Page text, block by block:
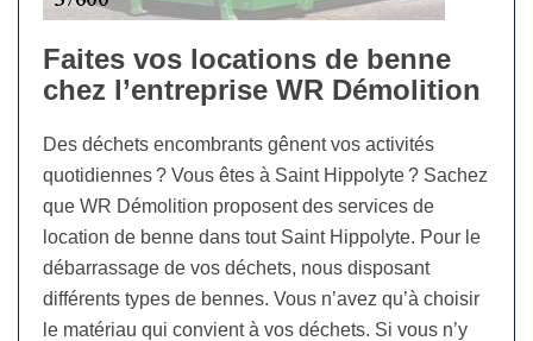
Faites vos locations de benne
chez l’entreprise WR Démolition
Des déchets encombrants gênent vos activités
quotidiennes ? Vous êtes à Saint Hippolyte ? Sachez
que WR Démolition proposent des services de
location de benne dans tout Saint Hippolyte. Pour le
débarrassage de vos déchets, nous disposant
différents types de bennes. Vous n’avez qu’à choisir
le matériau qui convient à vos déchets. Si vous n’y